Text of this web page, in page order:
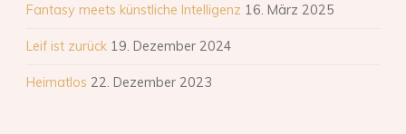
Fantasy meets künstliche Intelligenz 16. März 2025
Leif ist zurück 19. Dezember 2024
Heimatlos 22. Dezember 2023